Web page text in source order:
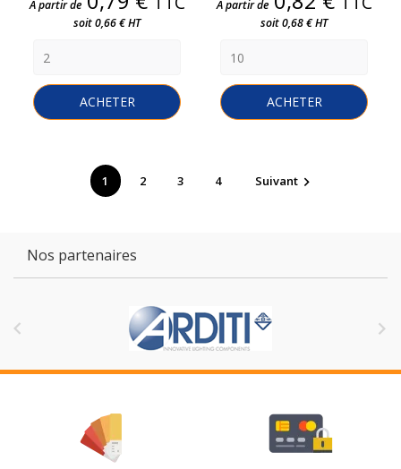
A partir de
soit 0,66 € HT
ACHETER
A partir de
soit 0,68 € HT
ACHETER
1 2 3 4 Suivant
Nos partenaires
 